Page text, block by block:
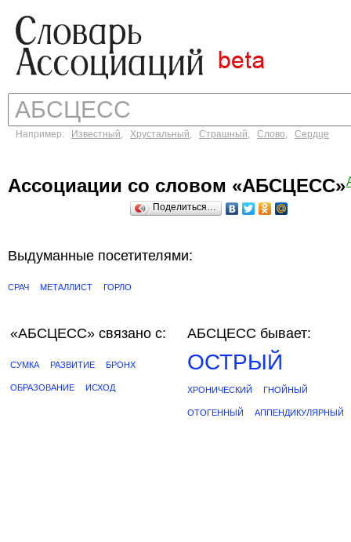
Например: Известный, Хрустальный, Страшный, Слово, Сердце
Ассоциации со словом «АБСЦЕСС»
Поделиться…
Выдуманные посетителями:
СРАЧ МЕТАЛЛИСТ ГОРЛО
«АБСЦЕСС» связано с:
СУМКА РАЗВИТИЕ БРОНХ
ОБРАЗОВАНИЕ ИСХОД
АБСЦЕСС бывает:
ОСТРЫЙ
ХРОНИЧЕСКИЙ ГНОЙНЫЙ
ОТОГЕННЫЙ АППЕНДИКУЛЯРНЫЙ